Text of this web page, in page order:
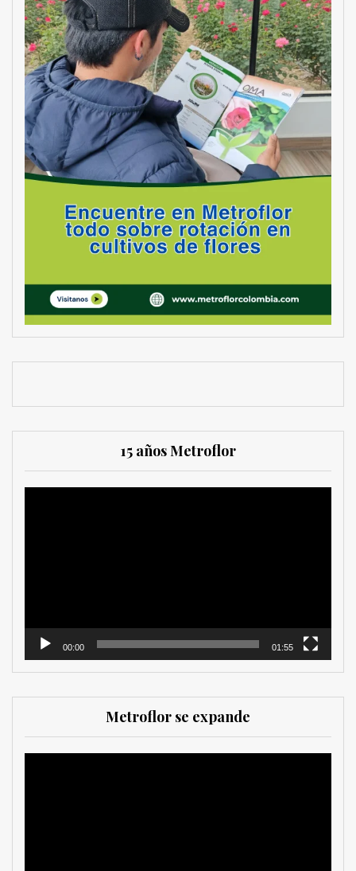
15 años Metroflor
00:00 01:55
Metroflor se expande